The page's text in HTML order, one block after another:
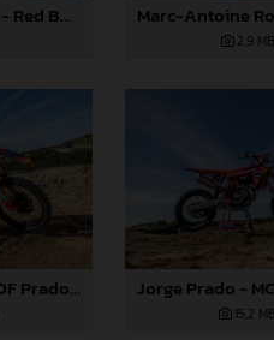
Simon Längenfelder - Red Bull GASGAS Factory Racing 2024
2,9 MB
Jorge Prado - MC 450F Prado Edition
15,2 MB